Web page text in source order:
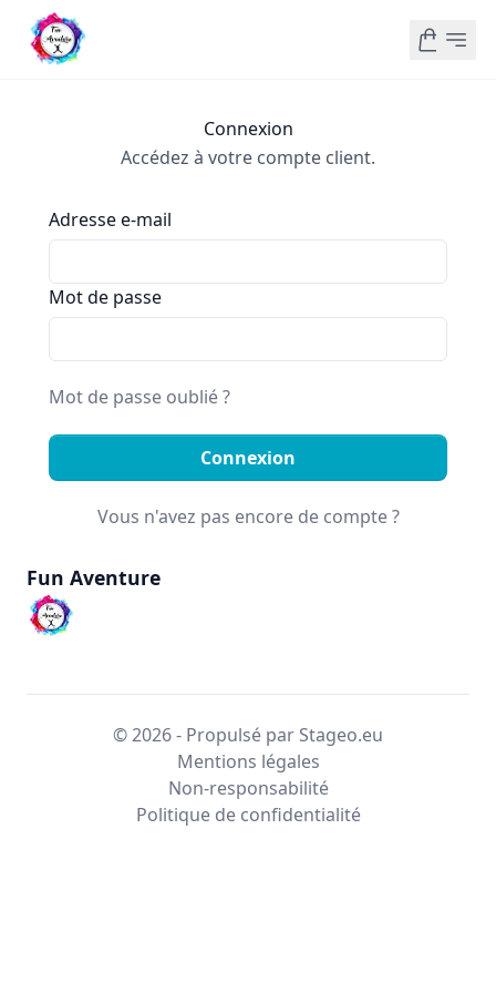
Connexion
Accédez à votre compte client.
Adresse e-mail
Mot de passe
Mot de passe oublié ?
Connexion
Vous n'avez pas encore de compte ?
Fun Aventure
© 2026 - Propulsé par Stageo.eu
Mentions légales
Non-responsabilité
Politique de confidentialité